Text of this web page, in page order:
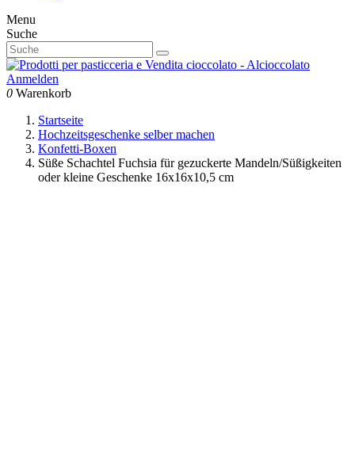
Menu
Suche
Anmelden
0 Warenkorb
Startseite
Hochzeitsgeschenke selber machen
Konfetti-Boxen
Süße Schachtel Fuchsia für gezuckerte Mandeln/Süßigkeiten
oder kleine Geschenke 16x16x10,5 cm